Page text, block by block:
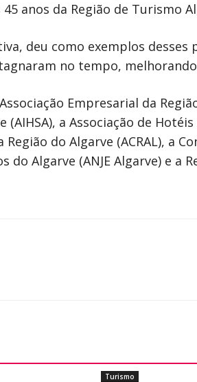
anos da Região de Turismo
deu como exemplos
no tempo,
Empresarial da
a Associação de
do Algarve (ACRAL), a
do Algarve (ANJE Algarve) e a
Turismo